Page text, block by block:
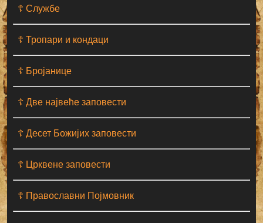
☦ Службе
☦ Тропари и кондаци
☦ Бројанице
☦ Две највеће заповести
☦ Десет Божијих заповести
☦ Црквене заповести
☦ Православни Појмовник